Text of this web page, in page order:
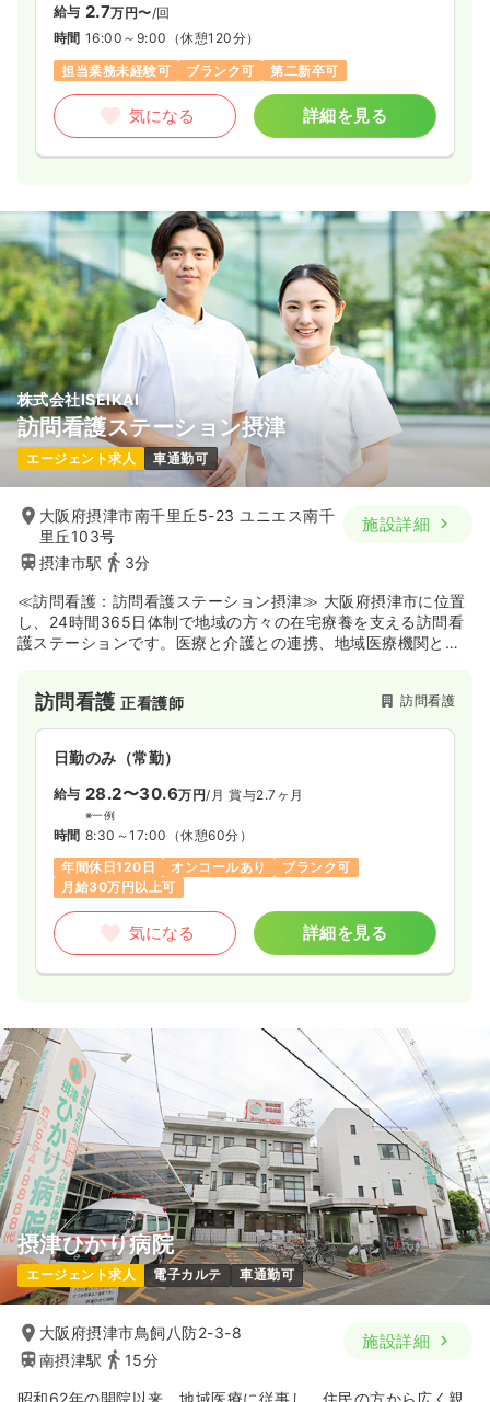
給与 2.7万円〜/回
時間 16:00～9:00 （休憩120分）
担当業務未経験可
ブランク可 第二新卒可
気になる 詳細を見る
株式会社ISEIKAI
訪問看護ステーション摂津
エージェント求人 車通勤可
大阪府摂津市南千里丘5-23 ユニエス南千
里丘103号
摂津市駅
3分
施設詳細
≪訪問看護：訪問看護ステーション摂津≫ 大阪府摂津市に位置
し、24時間365日体制で地域の方々の在宅療養を支える訪問看
護ステーションです。医療と介護との連携、地域医療機関との
式会社です！
訪問看護正看護師 訪問看護
日勤のみ（常勤）
給与 28.2〜30.6万円/月 賞与2.7ヶ月
※一例
時間 8:30～17:00 （休憩60分）
年間休日120日
オンコールあり
ブランク可
月給30万円以上可
気になる 詳細を見る
摂津ひかり病院
エージェント求人 電子カルテ 車通勤可
大阪府摂津市鳥飼八防2-3-8
南摂津駅
15分
施設詳細
昭和62年の開院以来、地域医療に従事し、住民の方から広く親